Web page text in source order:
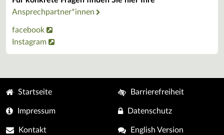
Ansprechpartner*innen
facebook
Instagram
Startseite Barrierefreiheit
Impressum Datenschutz
Kontakt English Version